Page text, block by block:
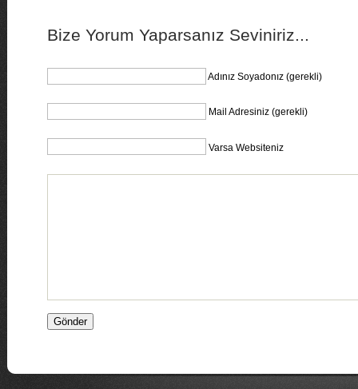
Bize Yorum Yaparsanız Seviniriz...
Adınız Soyadonız (gerekli)
Mail Adresiniz (gerekli)
Varsa Websiteniz